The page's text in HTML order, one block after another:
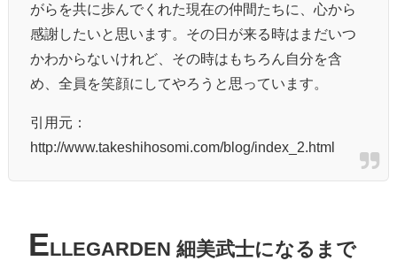
がらを共に歩んでくれた現在の仲間たちに、心から
感謝したいと思います。その日が来る時はまだいつ
かわからないけれど、その時はもちろん自分を含
め、全員を笑顔にしてやろうと思っています。
引用元：
http://www.takeshihosomi.com/blog/index_2.html
ELLEGARDEN 細美武士になるまで